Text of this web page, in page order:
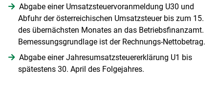
Abgabe einer Umsatzsteuervoranmeldung U30 und
Abfuhr der österreichischen Umsatzsteuer bis zum 15.
des übernächsten Monates an das Betriebsfinanzamt.
Bemessungsgrundlage ist der Rechnungs-Nettobetrag.
Abgabe einer Jahresumsatzsteuererklärung U1 bis
spätestens 30. April des Folgejahres.